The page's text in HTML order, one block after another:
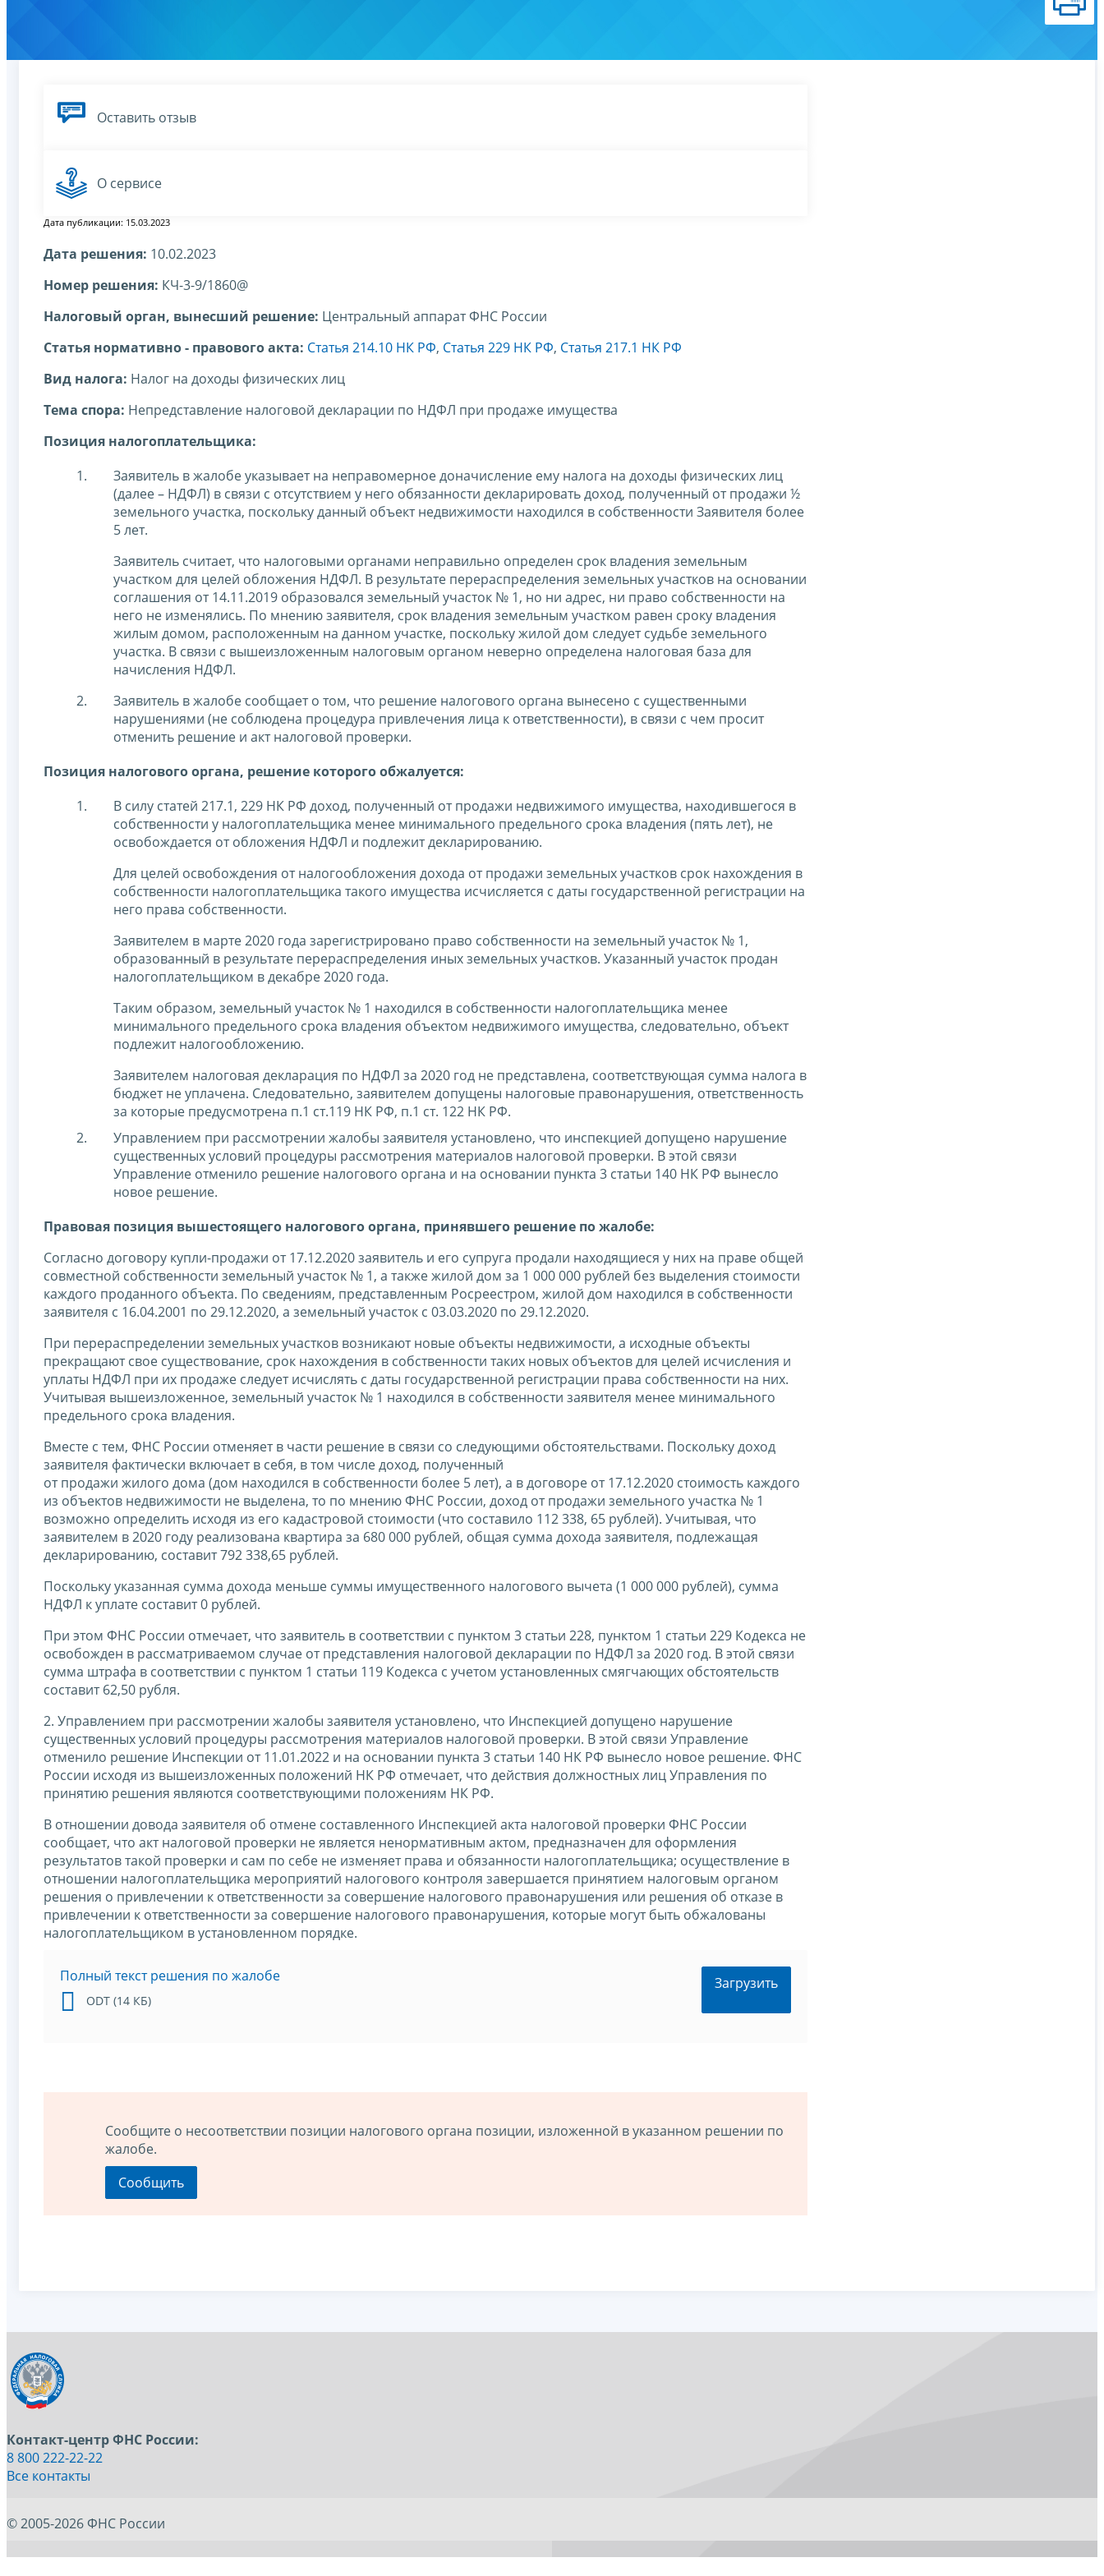
Оставить отзыв
О сервисе
Дата публикации: 15.03.2023
Дата решения: 10.02.2023
Номер решения: КЧ-3-9/1860@
Налоговый орган, вынесший решение: Центральный аппарат ФНС России
Статья нормативно - правового акта: Статья 214.10 НК РФ, Статья 229 НК РФ, Статья 217.1 НК РФ
Вид налога: Налог на доходы физических лиц
Тема спора: Непредставление налоговой декларации по НДФЛ при продаже имущества
Позиция налогоплательщика:
Заявитель в жалобе указывает на неправомерное доначисление ему налога на доходы физических лиц
(далее – НДФЛ) в связи с отсутствием у него обязанности декларировать доход, полученный от продажи ½
земельного участка, поскольку данный объект недвижимости находился в собственности Заявителя более
5 лет.
Заявитель считает, что налоговыми органами неправильно определен срок владения земельным
участком для целей обложения НДФЛ. В результате перераспределения земельных участков на основании
соглашения от 14.11.2019 образовался земельный участок № 1, но ни адрес, ни право собственности на
него не изменялись. По мнению заявителя, срок владения земельным участком равен сроку владения
жилым домом, расположенным на данном участке, поскольку жилой дом следует судьбе земельного
участка. В связи с вышеизложенным налоговым органом неверно определена налоговая база для
начисления НДФЛ.
Заявитель в жалобе сообщает о том, что решение налогового органа вынесено с существенными
нарушениями (не соблюдена процедура привлечения лица к ответственности), в связи с чем просит
отменить решение и акт налоговой проверки.
Позиция налогового органа, решение которого обжалуется:
В силу статей 217.1, 229 НК РФ доход, полученный от продажи недвижимого имущества, находившегося в
собственности у налогоплательщика менее минимального предельного срока владения (пять лет), не
освобождается от обложения НДФЛ и подлежит декларированию.
Для целей освобождения от налогообложения дохода от продажи земельных участков срок нахождения в
собственности налогоплательщика такого имущества исчисляется с даты государственной регистрации на
него права собственности.
Заявителем в марте 2020 года зарегистрировано право собственности на земельный участок № 1,
образованный в результате перераспределения иных земельных участков. Указанный участок продан
налогоплательщиком в декабре 2020 года.
Таким образом, земельный участок № 1 находился в собственности налогоплательщика менее
минимального предельного срока владения объектом недвижимого имущества, следовательно, объект
подлежит налогообложению.
Заявителем налоговая декларация по НДФЛ за 2020 год не представлена, соответствующая сумма налога в
бюджет не уплачена. Следовательно, заявителем допущены налоговые правонарушения, ответственность
за которые предусмотрена п.1 ст.119 НК РФ, п.1 ст. 122 НК РФ.
Управлением при рассмотрении жалобы заявителя установлено, что инспекцией допущено нарушение
существенных условий процедуры рассмотрения материалов налоговой проверки. В этой связи
Управление отменило решение налогового органа и на основании пункта 3 статьи 140 НК РФ вынесло
новое решение.
Правовая позиция вышестоящего налогового органа, принявшего решение по жалобе:
Согласно договору купли-продажи от 17.12.2020 заявитель и его супруга продали находящиеся у них на праве общей
совместной собственности земельный участок № 1, а также жилой дом за 1 000 000 рублей без выделения стоимости
каждого проданного объекта. По сведениям, представленным Росреестром, жилой дом находился в собственности
заявителя с 16.04.2001 по 29.12.2020, а земельный участок с 03.03.2020 по 29.12.2020.
При перераспределении земельных участков возникают новые объекты недвижимости, а исходные объекты
прекращают свое существование, срок нахождения в собственности таких новых объектов для целей исчисления и
уплаты НДФЛ при их продаже следует исчислять с даты государственной регистрации права собственности на них.
Учитывая вышеизложенное, земельный участок № 1 находился в собственности заявителя менее минимального
предельного срока владения.
Вместе с тем, ФНС России отменяет в части решение в связи со следующими обстоятельствами. Поскольку доход
заявителя фактически включает в себя, в том числе доход, полученный
от продажи жилого дома (дом находился в собственности более 5 лет), а в договоре от 17.12.2020 стоимость каждого
из объектов недвижимости не выделена, то по мнению ФНС России, доход от продажи земельного участка № 1
возможно определить исходя из его кадастровой стоимости (что составило 112 338, 65 рублей). Учитывая, что
заявителем в 2020 году реализована квартира за 680 000 рублей, общая сумма дохода заявителя, подлежащая
декларированию, составит 792 338,65 рублей.
Поскольку указанная сумма дохода меньше суммы имущественного налогового вычета (1 000 000 рублей), сумма
НДФЛ к уплате составит 0 рублей.
При этом ФНС России отмечает, что заявитель в соответствии с пунктом 3 статьи 228, пунктом 1 статьи 229 Кодекса не
освобожден в рассматриваемом случае от представления налоговой декларации по НДФЛ за 2020 год. В этой связи
сумма штрафа в соответствии с пунктом 1 статьи 119 Кодекса с учетом установленных смягчающих обстоятельств
составит 62,50 рубля.
2. Управлением при рассмотрении жалобы заявителя установлено, что Инспекцией допущено нарушение
существенных условий процедуры рассмотрения материалов налоговой проверки. В этой связи Управление
отменило решение Инспекции от 11.01.2022 и на основании пункта 3 статьи 140 НК РФ вынесло новое решение. ФНС
России исходя из вышеизложенных положений НК РФ отмечает, что действия должностных лиц Управления по
принятию решения являются соответствующими положениям НК РФ.
В отношении довода заявителя об отмене составленного Инспекцией акта налоговой проверки ФНС России
сообщает, что акт налоговой проверки не является ненормативным актом, предназначен для оформления
результатов такой проверки и сам по себе не изменяет права и обязанности налогоплательщика; осуществление в
отношении налогоплательщика мероприятий налогового контроля завершается принятием налоговым органом
решения о привлечении к ответственности за совершение налогового правонарушения или решения об отказе в
привлечении к ответственности за совершение налогового правонарушения, которые могут быть обжалованы
налогоплательщиком в установленном порядке.
Полный текст решения по жалобе
ODT (14 КБ)
Загрузить
Сообщите о несоответствии позиции налогового органа позиции, изложенной в указанном решении по
жалобе.
Контакт-центр ФНС России:
8 800 222-22-22
Все контакты
© 2005-2026 ФНС России